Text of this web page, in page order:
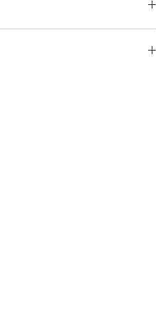
nella pagina FAQ